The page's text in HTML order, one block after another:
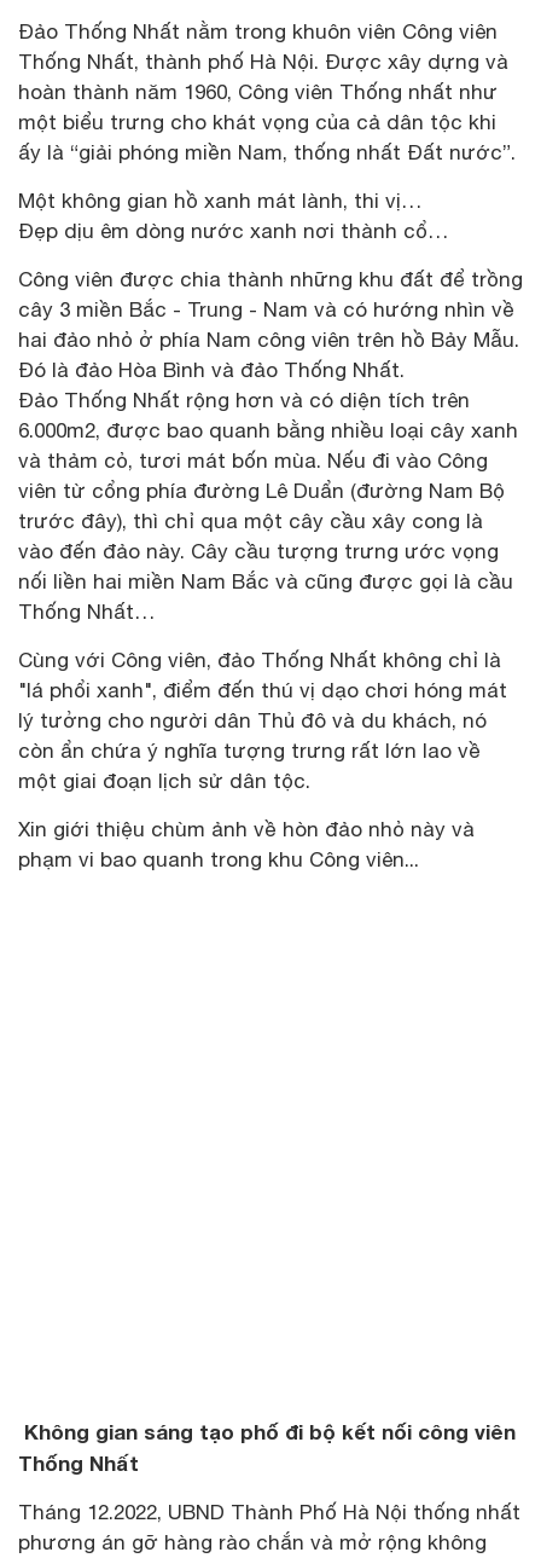
Đảo Thống Nhất nằm trong khuôn viên Công viên
Thống Nhất, thành phố Hà Nội. Được xây dựng và
hoàn thành năm 1960, Công viên Thống nhất như
một biểu trưng cho khát vọng của cả dân tộc khi
ấy là “giải phóng miền Nam, thống nhất Đất nước”.
Một không gian hồ xanh mát lành, thi vị…
Đẹp dịu êm dòng nước xanh nơi thành cổ…
Công viên được chia thành những khu đất để trồng
cây 3 miền Bắc - Trung - Nam và có hướng nhìn về
hai đảo nhỏ ở phía Nam công viên trên hồ Bảy Mẫu.
Đó là đảo Hòa Bình và đảo Thống Nhất.
Đảo Thống Nhất rộng hơn và có diện tích trên
6.000m2, được bao quanh bằng nhiều loại cây xanh
và thảm cỏ, tươi mát bốn mùa. Nếu đi vào Công
viên từ cổng phía đường Lê Duẩn (đường Nam Bộ
trước đây), thì chỉ qua một cây cầu xây cong là
vào đến đảo này. Cây cầu tượng trưng ước vọng
nối liền hai miền Nam Bắc và cũng được gọi là cầu
Thống Nhất…
Cùng với Công viên, đảo Thống Nhất không chỉ là
"lá phổi xanh", điểm đến thú vị dạo chơi hóng mát
lý tưởng cho người dân Thủ đô và du khách, nó
còn ẩn chứa ý nghĩa tượng trưng rất lớn lao về
một giai đoạn lịch sử dân tộc.
Xin giới thiệu chùm ảnh về hòn đảo nhỏ này và
phạm vi bao quanh trong khu Công viên...
Không gian sáng tạo phố đi bộ kết nối công viên
Thống Nhất
Tháng 12.2022, UBND Thành Phố Hà Nội thống nhất
phương án gỡ hàng rào chắn và mở rộng không